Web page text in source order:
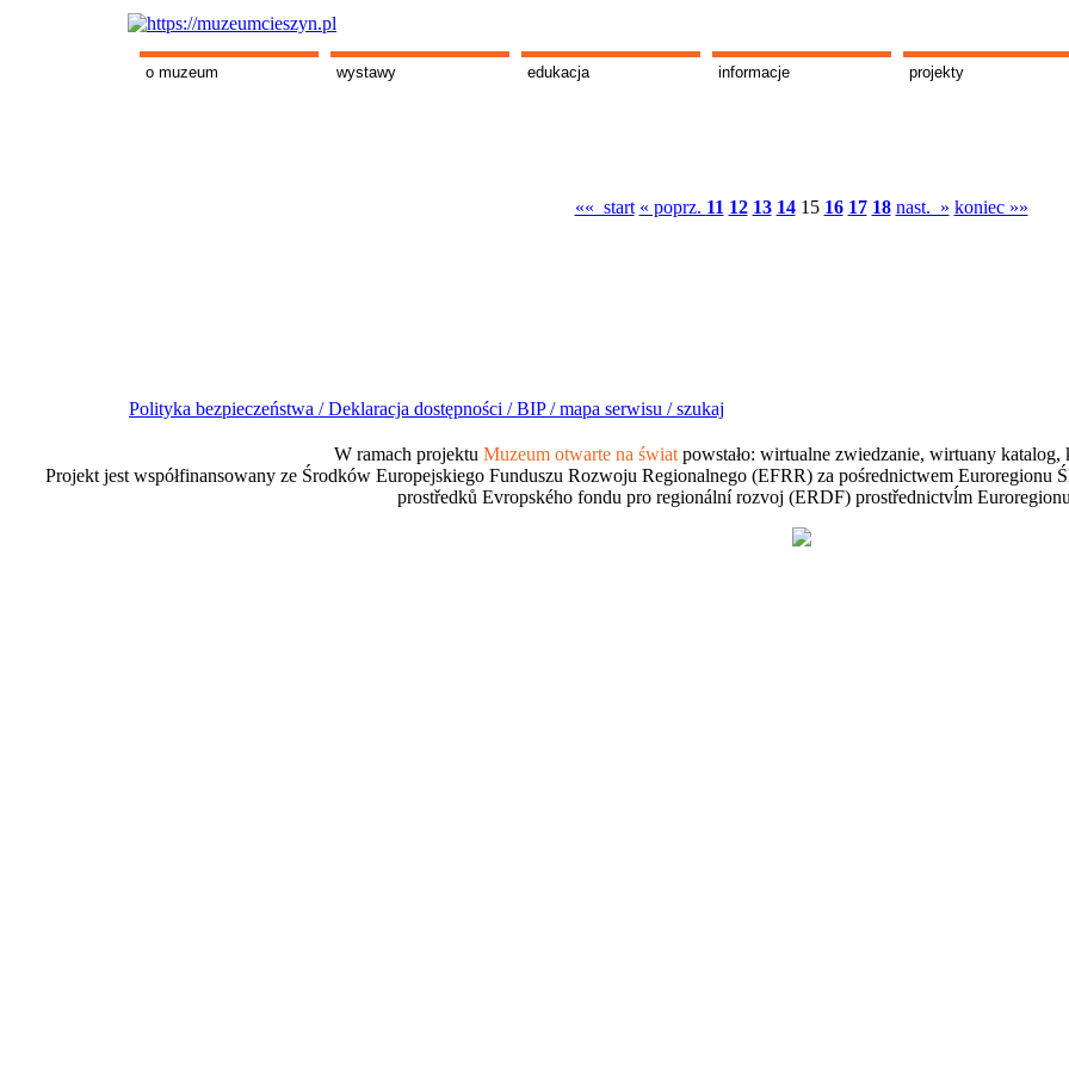
o muzeum wystawy edukacja informacje projekty
«« start « poprz. 11 12 13 14 15 16 17 18 nast. » koniec »»
Polityka bezpieczeństwa /Deklaracja dostępności /BIP /mapa serwisu /szukaj
W ramach projektu Muzeum otwarte na świat powstało: wirtualne zwiedzanie, wirtuany katalog,
Projekt jest współfinansowany ze Środków Europejskiego Funduszu Rozwoju Regionalnego (EFRR) za pośrednictwem Euroregionu
prostředků Evropského fondu pro regionální rozvoj (ERDF) prostřednictvĺm